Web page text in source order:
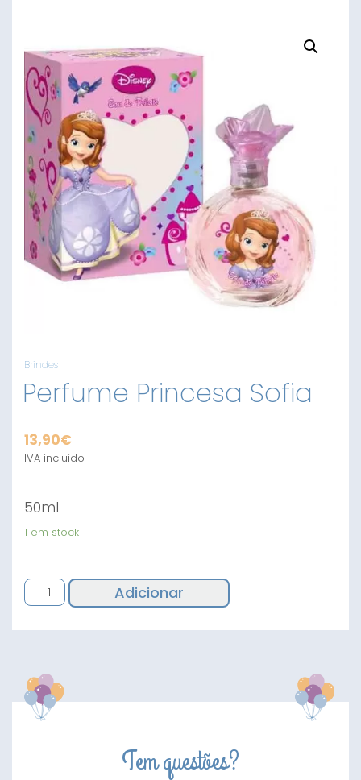
Brindes
Perfume Princesa Sofia
13,90€
IVA incluído
50ml
1 em stock
Quantidade
de
Princesa
Adicionar
Tem questões?